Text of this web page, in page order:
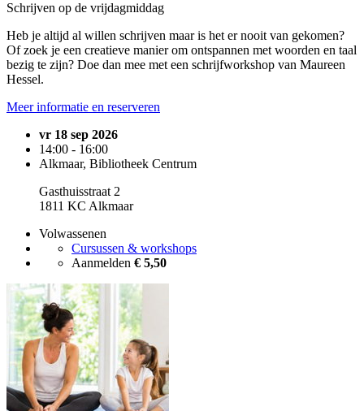
Schrijven op de vrijdagmiddag
Heb je altijd al willen schrijven maar is het er nooit van gekomen?
Of zoek je een creatieve manier om ontspannen met woorden en taal
bezig te zijn? Doe dan mee met een schrijfworkshop van Maureen
Hessel.
Meer informatie en reserveren
vr 18 sep 2026
14:00 - 16:00
Alkmaar, Bibliotheek Centrum
Gasthuisstraat 2
1811 KC Alkmaar
Volwassenen
Cursussen & workshops
Aanmelden € 5,50